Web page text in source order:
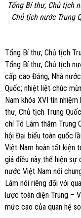
Tổng Bí thư, Chủ tịch
Chủ tịch nước Trung
Tổng Bí thư, Chủ tịch
Tổng Bí thư, Chủ tịch
cấp cao Đảng, Nhà
Quốc; nhiệt liệt chúc
Nam khóa XVI tín
thư, Chủ tịch Trung
chí Tô Lâm thăm Trung
hội Đại biểu toàn quốc
Việt Nam hoàn tất kiện
giá điều này thể hiện sự
nước Việt Nam nói
Lâm nói riêng đối với
lược toàn diện Trung –
mức cao của quan hệ